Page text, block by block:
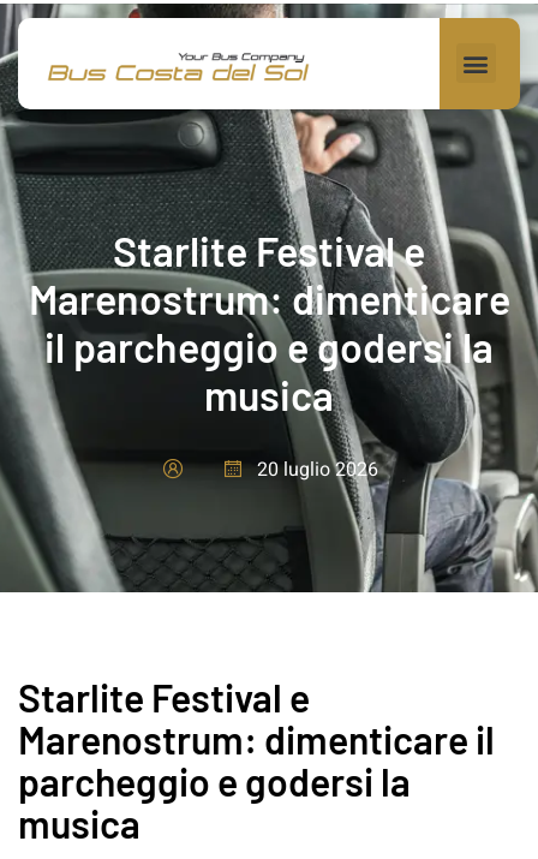
Starlite Festival e
Marenostrum: dimenticare
il parcheggio e godersi la
musica
20 luglio 2026
Starlite Festival e
Marenostrum: dimenticare il
parcheggio e godersi la
musica